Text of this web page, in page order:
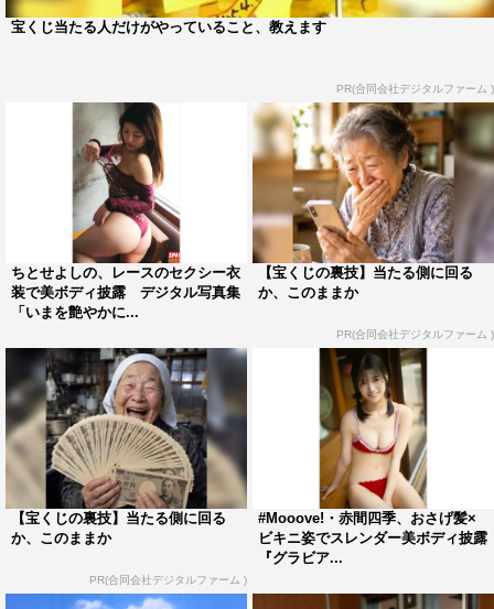
宝くじ当たる人だけがやっていること、教えます
PR(合同会社デジタルファーム )
ちとせよしの、レースのセクシー衣
装で美ボディ披露 デジタル写真集
「いまを艶やかに...
【宝くじの裏技】当たる側に回る
か、このままか
PR(合同会社デジタルファーム )
【宝くじの裏技】当たる側に回る
か、このままか
PR(合同会社デジタルファーム )
#Mooove!・赤間四季、おさげ髪×
ビキニ姿でスレンダー美ボディ披露
『グラビア...